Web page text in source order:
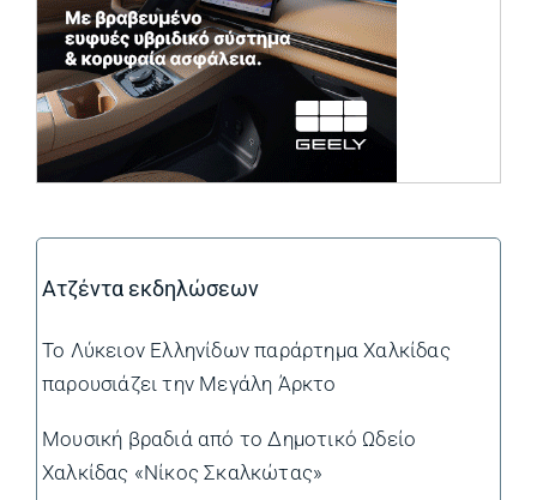
Ατζέντα εκδηλώσεων
Το Λύκειον Ελληνίδων παράρτημα Χαλκίδας
παρουσιάζει την Μεγάλη Άρκτο
Μουσική βραδιά από το Δημοτικό Ωδείο
Χαλκίδας «Νίκος Σκαλκώτας»